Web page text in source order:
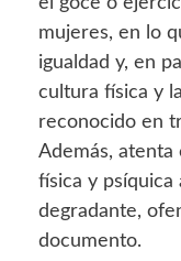
mujeres, en lo
igualdad y, en
cultura física y
reconocido en
Además, atenta
física y
degradante,
documento.